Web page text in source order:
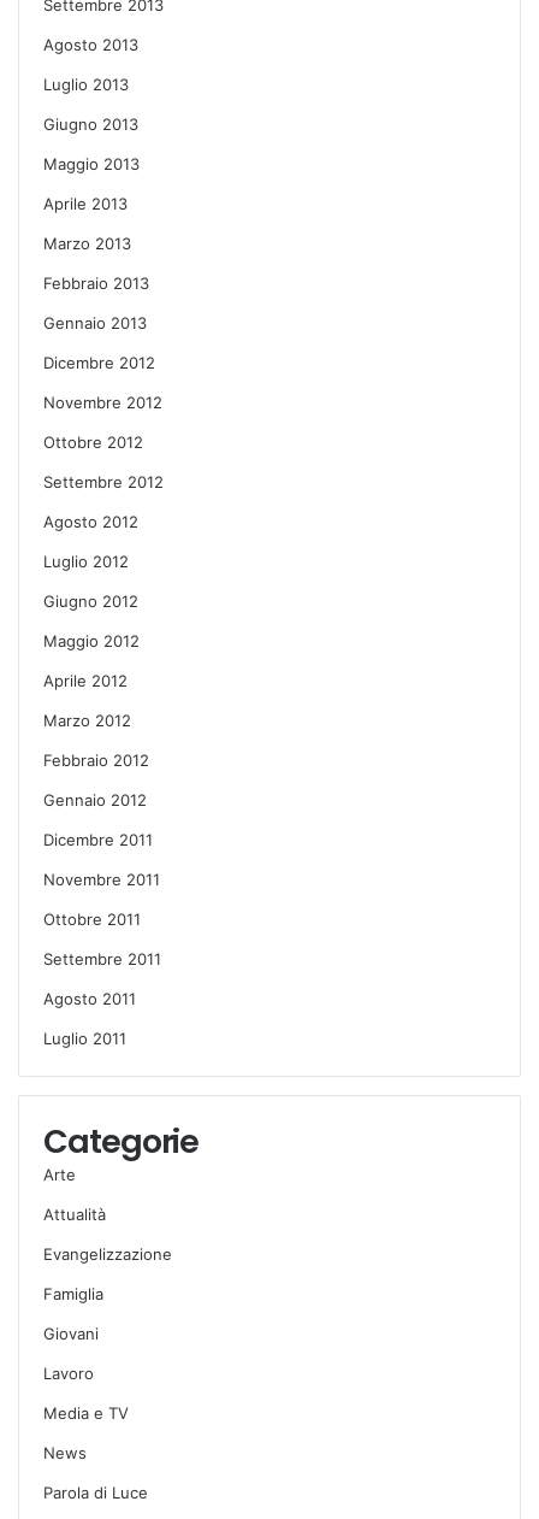
Settembre 2013
Agosto 2013
Luglio 2013
Giugno 2013
Maggio 2013
Aprile 2013
Marzo 2013
Febbraio 2013
Gennaio 2013
Dicembre 2012
Novembre 2012
Ottobre 2012
Settembre 2012
Agosto 2012
Luglio 2012
Giugno 2012
Maggio 2012
Aprile 2012
Marzo 2012
Febbraio 2012
Gennaio 2012
Dicembre 2011
Novembre 2011
Ottobre 2011
Settembre 2011
Agosto 2011
Luglio 2011
Categorie
Arte
Attualità
Evangelizzazione
Famiglia
Giovani
Lavoro
Media e TV
News
Parola di Luce